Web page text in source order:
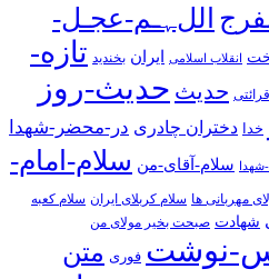
اللﮩـم-عجـل-
انقلاب اسلامی ایران بخندید تازه-
حدیث حدیث-روز
خدا دختران چادری در-محضر-شهدا
شهدا سلام-آقای-من سلام-امام-
مهربانی ها سلام کربلای ایران سلام کعبه
شهادت صبحت بخیر مولای من
نوشت فوری متن